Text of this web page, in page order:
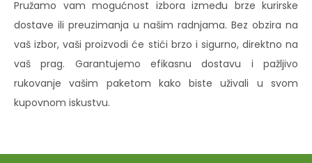
Pružamo vam mogućnost izbora između brze kurirske
dostave ili preuzimanja u našim radnjama. Bez obzira na
vaš izbor, vaši proizvodi će stići brzo i sigurno, direktno na
vaš prag. Garantujemo efikasnu dostavu i pažljivo
rukovanje vašim paketom kako biste uživali u svom
kupovnom iskustvu.